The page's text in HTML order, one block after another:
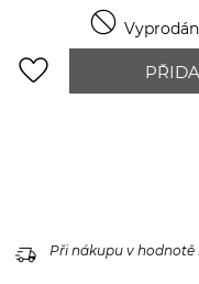

favorite_border
delivery_truck_speed Při nákupu v hodnotě